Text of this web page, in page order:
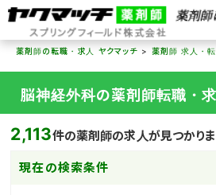
薬剤師の転職・求人 ヤクマッチ
薬剤師 求人・
脳神経外科の薬剤師転職・
2,113件の薬剤師の求人が見つかり
現在の検索条件